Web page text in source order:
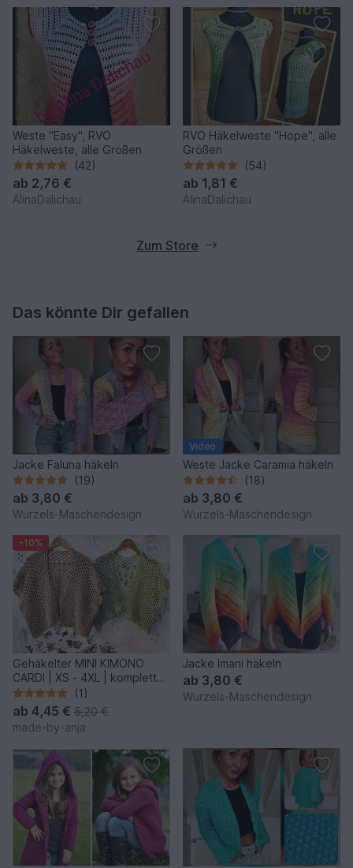
Weste "Easy", RVO
Häkelweste, alle Größen
(42)
ab 2,76 €
AlinaDalichau
RVO Häkelweste "Hope", alle
Größen
(54)
ab 1,81 €
AlinaDalichau
Zum Store
Das könnte Dir gefallen
Jacke Faluna häkeln
(19)
ab 3,80 €
Wurzels-Maschendesign
Video
Weste Jacke Caramia häkeln
(18)
ab 3,80 €
Wurzels-Maschendesign
-10%
Gehäkelter MINI KIMONO
CARDI | XS - 4XL | komplett
anpassbar
(1)
ab 4,45 € 5,20 €
made-by-anja
Jacke Imani häkeln
ab 3,80 €
Wurzels-Maschendesign